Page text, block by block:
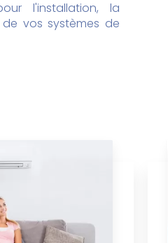
l'installation, la
vos systèmes de